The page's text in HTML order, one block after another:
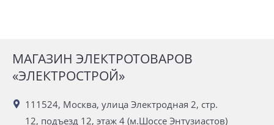
МАГАЗИН ЭЛЕКТРОТОВАРОВ
«ЭЛЕКТРОСТРОЙ»
111524, Москва, улица Электродная 2, стр.
12, подъезд 12, этаж 4 (м.Шоссе Энтузиастов)